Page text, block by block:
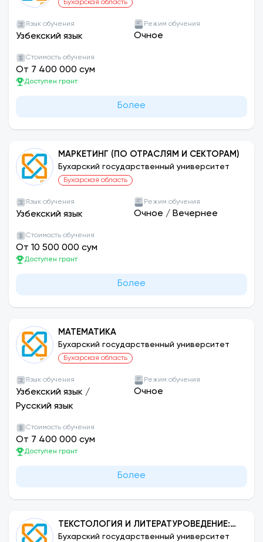
Бухарская область
Язык обучения
Узбекский язык
Режим обучения
Очное
Стоимость обучения
От 7 400 000 сум
Доступен грант
Более
МАРКЕТИНГ (ПО ОТРАСЛЯМ И СЕКТОРАМ)
Бухарский государственный университет
Бухарская область
Язык обучения
Узбекский язык
Режим обучения
Очное / Вечернее
Стоимость обучения
От 10 500 000 сум
Доступен грант
Более
МАТЕМАТИКА
Бухарский государственный университет
Бухарская область
Язык обучения
Узбекский язык /
Русский язык
Режим обучения
Очное
Стоимость обучения
От 7 400 000 сум
Доступен грант
Более
ТЕКСТОЛОГИЯ И ЛИТЕРАТУРОВЕДЕНИЕ:
УЗБЕКСКИЙ ЯЗЫК
Бухарский государственный университет